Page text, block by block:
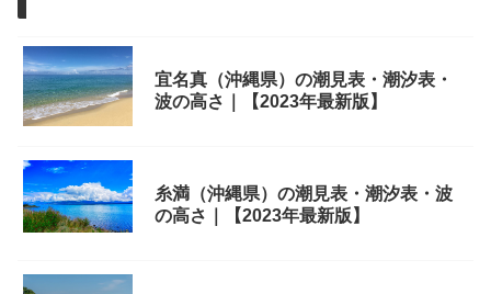
宜名真（沖縄県）の潮見表・潮汐表・
波の高さ｜【2023年最新版】
糸満（沖縄県）の潮見表・潮汐表・波
の高さ｜【2023年最新版】